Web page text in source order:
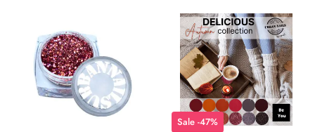
Sale -47%